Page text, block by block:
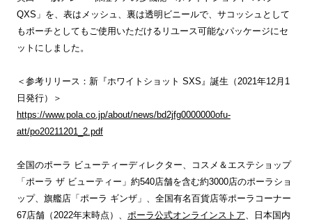
QXS」を、表はメッシュ、裏は透明ビニールで、サコッシュとして
もポーチとしてもご使用いただけるリユース可能なパッケージにセ
ットにしました。
＜参考リリース：新『ホワイトショット SXS』誕生（2021年12月1
日発行）＞
https://www.pola.co.jp/about/news/bd2jfg0000000ofu-
att/po20211201_2.pdf
全国のポーラ ビューティーディレクター、コスメ＆エステショップ
「ポーラ ザ ビューティー」約540店舗を含む約3000店のポーラショ
ップ、旗艦店「ポーラ ギンザ」、全国有名百貨店等ポーラコーナー
67店舗（2022年末時点）、 ポーラ公式オンラインストア、日本国内